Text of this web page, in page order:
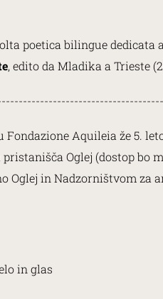
poetica bilingue
, edito da Mladika a Trieste
Aquileia že 5.
Oglej (dostop bo
Oglej in Nadzorništvom
in glas